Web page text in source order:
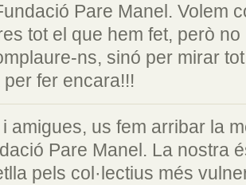
Pare Manel. Volem
tot el que hem fet, però no
ns, sinó per mirar
per fer encara!!!
amigues, us fem arribar la
Pare Manel. La nostra
pels col·lectius més